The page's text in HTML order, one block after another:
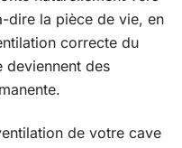
dire la pièce de vie, en
correcte du
deviennent des
de votre cave